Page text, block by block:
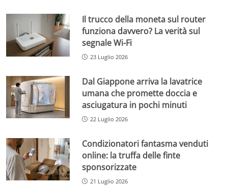
Il trucco della moneta sul router
funziona davvero? La verità sul
segnale Wi-Fi
23 Luglio 2026
Dal Giappone arriva la lavatrice
umana che promette doccia e
asciugatura in pochi minuti
22 Luglio 2026
Condizionatori fantasma venduti
online: la truffa delle finte
sponsorizzate
21 Luglio 2026